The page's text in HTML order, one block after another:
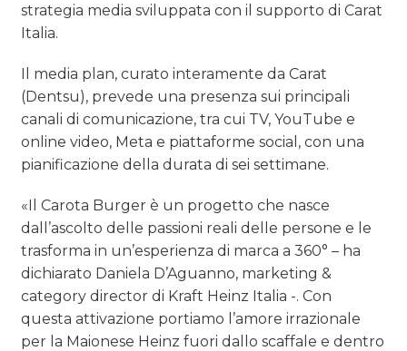
strategia media sviluppata con il supporto di Carat
Italia.
Il media plan, curato interamente da Carat
(Dentsu), prevede una presenza sui principali
canali di comunicazione, tra cui TV, YouTube e
online video, Meta e piattaforme social, con una
pianificazione della durata di sei settimane.
«Il Carota Burger è un progetto che nasce
dall’ascolto delle passioni reali delle persone e le
trasforma in un’esperienza di marca a 360° – ha
dichiarato Daniela D’Aguanno, marketing &
category director di Kraft Heinz Italia -. Con
questa attivazione portiamo l’amore irrazionale
per la Maionese Heinz fuori dallo scaffale e dentro